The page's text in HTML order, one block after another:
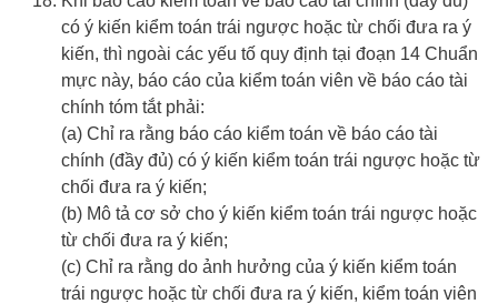
có ý kiến kiểm toán trái ngược hoặc từ chối đưa ra ý
kiến, thì ngoài các yếu tố quy định tại đoạn 14 Chuẩn
mực này, báo cáo của kiểm toán viên về báo cáo tài
chính tóm tắt phải:
(a) Chỉ ra rằng báo cáo kiểm toán về báo cáo tài
chính (đầy đủ) có ý kiến kiểm toán trái ngược hoặc từ
chối đưa ra ý kiến;
(b) Mô tả cơ sở cho ý kiến kiểm toán trái ngược hoặc
từ chối đưa ra ý kiến;
(c) Chỉ ra rằng do ảnh hưởng của ý kiến kiểm toán
trái ngược hoặc từ chối đưa ra ý kiến, kiểm toán viên